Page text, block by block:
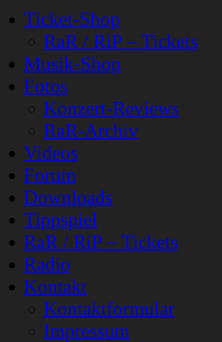
Ticket-Shop
RaR / RiP – Tickets
Musik-Shop
Fotos
Konzert-Reviews
RaR-Archiv
Videos
Forum
Downloads
Tippspiel
RaR / RiP – Tickets
Radio
Kontakt
Kontaktformular
Impressum